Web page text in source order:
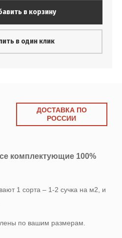
в корзину
в один клик
ДОСТАВКА ПО
РОССИИ
комплектующие 100%
1 сорта – 1-2 сучка на м2, и
по вашим размерам.